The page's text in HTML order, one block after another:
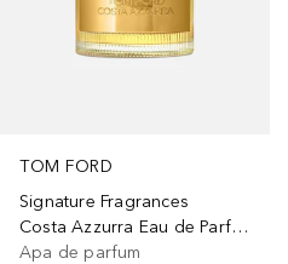
TOM FORD
Signature Fragrances
Costa Azzurra Eau de Parfum
Apa de parfum